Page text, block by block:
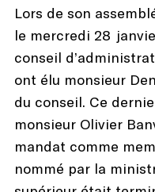
Lors de son
le mercredi 28
conseil
ont élu monsieur
du conseil. Ce
monsieur Olivier
mandat comme
nommé par la